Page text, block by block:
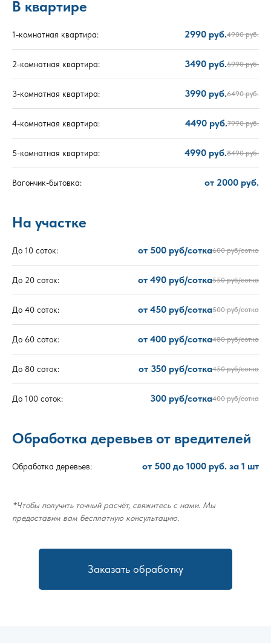
В квартире
1-комнатная квартира: 2990 руб.4900 руб.
2-комнатная квартира: 3490 руб.5990 руб.
3-комнатная квартира: 3990 руб.6490 руб.
4-комнатная квартира: 4490 руб.7990 руб.
5-комнатная квартира: 4990 руб.8490 руб.
Вагончик-бытовка: от 2000 руб.
На участке
До 10 соток: от 500 руб/сотка600 руб/сотка
До 20 соток: от 490 руб/сотка550 руб/сотка
До 40 соток: от 450 руб/сотка500 руб/сотка
До 60 соток: от 400 руб/сотка480 руб/сотка
До 80 соток: от 350 руб/сотка450 руб/сотка
До 100 соток: 300 руб/сотка400 руб/сотка
Обработка деревьев от вредителей
Обработка деревьев: от 500 до 1000 руб. за 1 шт
*Чтобы получить точный расчёт, свяжитесь с нами. Мы
предоставим вам бесплатную консультацию.
Заказать обработку